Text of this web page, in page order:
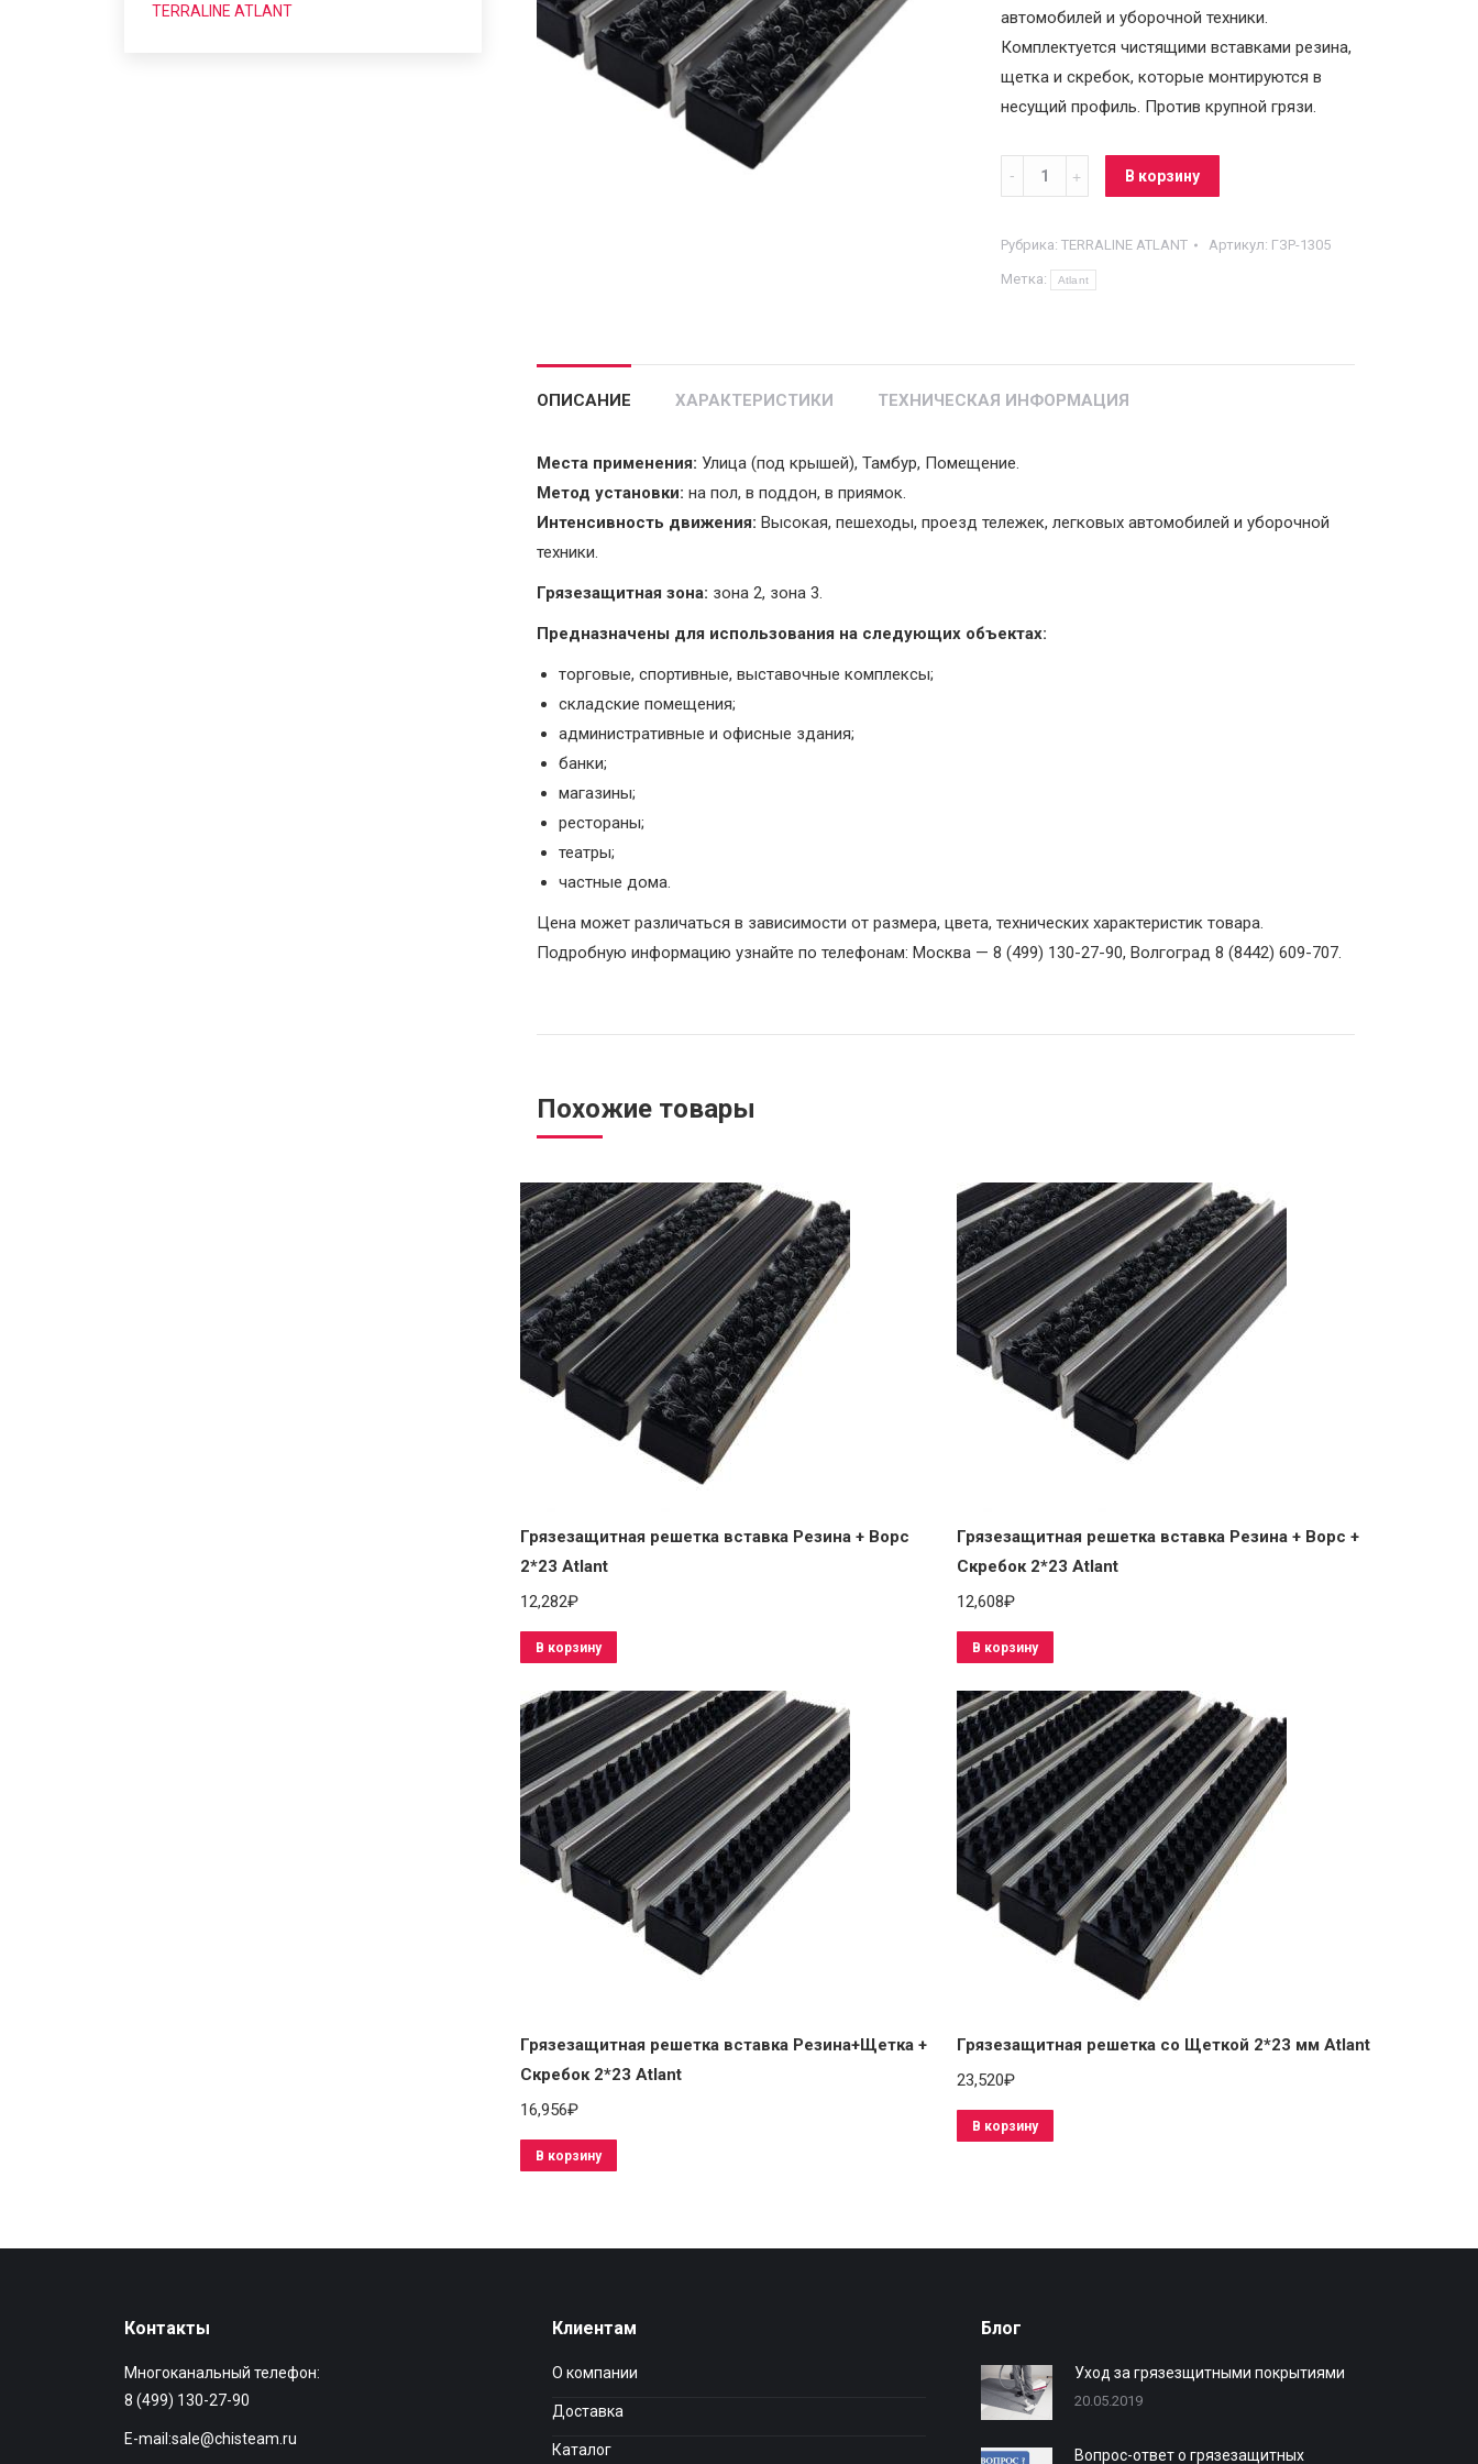
автомобилей и уборочной техники.
Комплектуется чистящими вставками резина,
щетка и скребок, которые монтируются в
несущий профиль. Против крупной грязи.
Грязезащитная
решетка
Ворс
+
quantity
В корзину
Рубрика: TERRALINE ATLANT Артикул: ГЗР-1305
Метка: Atlant
ОПИСАНИЕ ХАРАКТЕРИСТИКИ ТЕХНИЧЕСКАЯ ИНФОРМАЦИЯ
Места применения: Улица (под крышей), Тамбур, Помещение.
Метод установки: на пол, в поддон, в приямок.
Интенсивность движения: Высокая, пешеходы, проезд тележек, легковых автомобилей и уборочной
техники.
Грязезащитная зона: зона 2, зона 3.
Предназначены для использования на следующих объектах:
торговые, спортивные, выставочные комплексы;
складские помещения;
административные и офисные здания;
банки;
магазины;
рестораны;
театры;
частные дома.
Цена может различаться в зависимости от размера, цвета, технических характеристик товара.
Подробную информацию узнайте по телефонам: Москва — 8 (499) 130-27-90, Волгоград 8 (8442) 609-707.
Похожие товары
Грязезащитная решетка вставка Резина + Ворс
2*23 Atlant
12,282₽
В корзину
Грязезащитная решетка вставка Резина + Ворс +
Скребок 2*23 Atlant
12,608₽
В корзину
Грязезащитная решетка вставка Резина+Щетка +
Скребок 2*23 Atlant
16,956₽
В корзину
Грязезащитная решетка со Щеткой 2*23 мм Atlant
23,520₽
В корзину
TERRALINE ATLANT
Контакты
Многоканальный телефон:
8 (499) 130-27-90
E-mail:sale@chisteam.ru
Клиентам
О компании
Доставка
Каталог
Блог
Уход за грязезщитными покрытиями
20.05.2019
Вопрос-ответ о грязезащитных